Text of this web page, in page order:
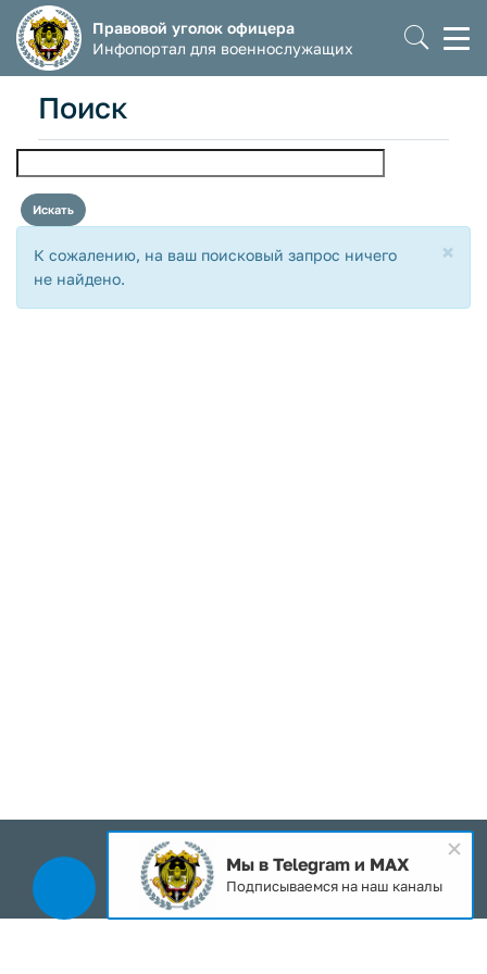
Правовой уголок офицера
Инфопортал для военнослужащих
Поиск
×
К сожалению, на ваш поисковый запрос ничего
не найдено.
2026 © Все права защищены
Мы в Telegram и MAX
Подписываемся на наш каналы